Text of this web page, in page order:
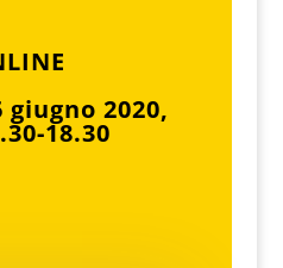
2020,
18.30